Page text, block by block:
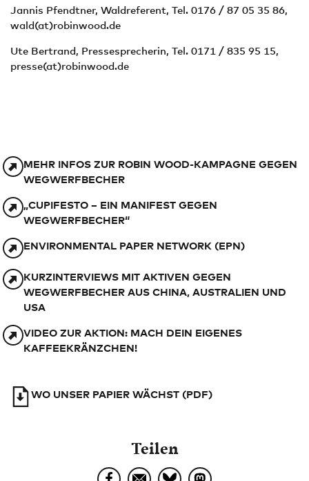
Jannis Pfendtner, Waldreferent, Tel. 0176 / 87 05 35 86,
wald(at)robinwood.de
Ute Bertrand, Pressesprecherin, Tel. 0171 / 835 95 15,
presse(at)robinwood.de
MEHR INFOS ZUR ROBIN WOOD-KAMPAGNE GEGEN
WEGWERFBECHER
„CUPIFESTO – EIN MANIFEST GEGEN
WEGWERFBECHER“
ENVIRONMENTAL PAPER NETWORK (EPN)
KURZINTERVIEWS MIT AKTIVEN GEGEN
WEGWERFBECHER AUS CHINA, AUSTRALIEN UND
USA
VIDEO ZUR AKTION: MACH DEIN EIGENES
KAFFEEKRÄNZCHEN!
WO UNSER PAPIER WÄCHST (PDF)
Teilen